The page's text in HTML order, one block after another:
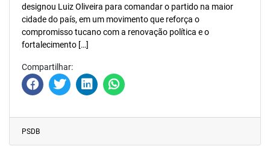
designou Luiz Oliveira para comandar o partido na maior
cidade do país, em um movimento que reforça o
compromisso tucano com a renovação política e o
fortalecimento […]
Compartilhar:
PSDB